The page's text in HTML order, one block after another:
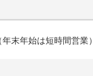
末年始は短時間営業）